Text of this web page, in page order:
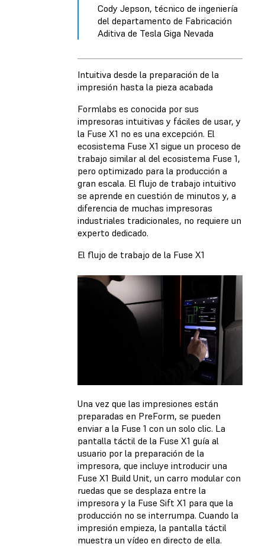
Cody Jepson, técnico de ingeniería
del departamento de Fabricación
Aditiva de Tesla Giga Nevada
Intuitiva desde la preparación de la
impresión hasta la pieza acabada
Formlabs es conocida por sus
impresoras intuitivas y fáciles de usar, y
la Fuse X1 no es una excepción. El
ecosistema Fuse X1 sigue un proceso de
trabajo similar al del ecosistema Fuse 1,
pero optimizado para la producción a
gran escala. El flujo de trabajo intuitivo
se aprende en cuestión de minutos y, a
diferencia de muchas impresoras
industriales tradicionales, no requiere un
experto dedicado.
El flujo de trabajo de la Fuse X1
Una vez que las impresiones están
preparadas en PreForm, se pueden
enviar a la Fuse 1 con un solo clic. La
pantalla táctil de la Fuse X1 guía al
usuario por la preparación de la
impresora, que incluye introducir una
Fuse X1 Build Unit, un carro modular con
ruedas que se desplaza entre la
impresora y la Fuse Sift X1 para que la
producción no se interrumpa. Cuando la
impresión empieza, la pantalla táctil
muestra un vídeo en directo de ella.